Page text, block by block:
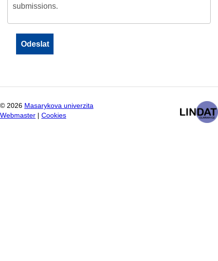
submissions.
© 2026 Masarykova univerzita
Webmaster
Cookies